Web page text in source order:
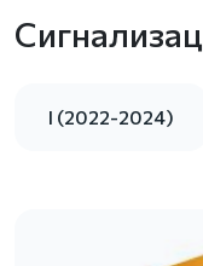
I (2022-2024)